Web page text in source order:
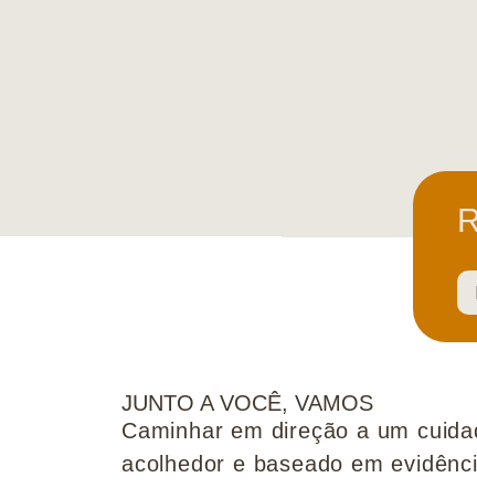
JUNTO A VOCÊ, VAMOS
Caminhar em direção a um
acolhedor e baseado em